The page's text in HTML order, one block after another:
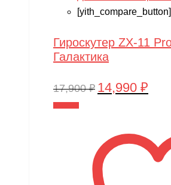
[yith_compare_button]
Гироскутер ZX-11
Галактика
17,900₽ Первоначальная
17,900 ₽.
14,990 ₽